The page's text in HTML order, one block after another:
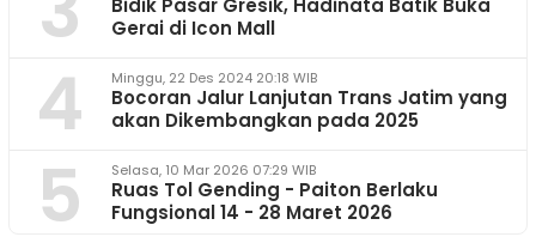
Bidik Pasar Gresik, Hadinata Batik Buka
Gerai di Icon Mall
4 Minggu, 22 Des 2024 20:18 WIB
Bocoran Jalur Lanjutan Trans Jatim yang
akan Dikembangkan pada 2025
5 Selasa, 10 Mar 2026 07:29 WIB
Ruas Tol Gending - Paiton Berlaku
Fungsional 14 - 28 Maret 2026